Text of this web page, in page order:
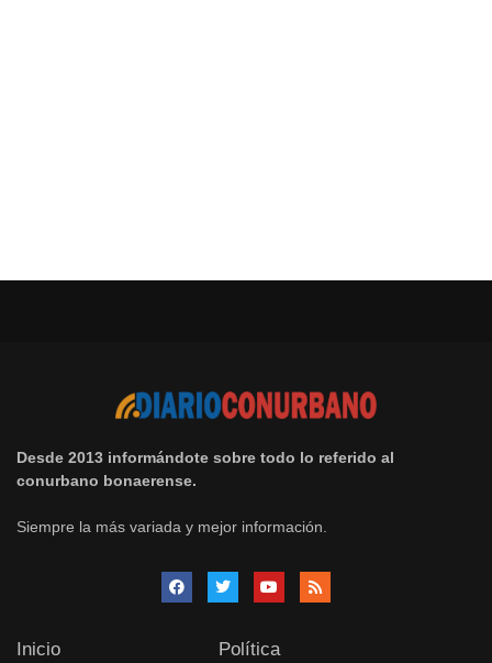
Desde 2013 informándote sobre todo lo referido al
conurbano bonaerense.
Siempre la más variada y mejor información.
Inicio
Política